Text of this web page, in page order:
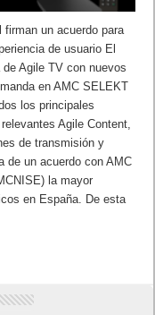
un acuerdo para
de usuario El
Agile TV con nuevos
en AMC SELEKT
los principales
Agile Content,
de transmisión y
de un acuerdo con AMC
la mayor
en España. De esta